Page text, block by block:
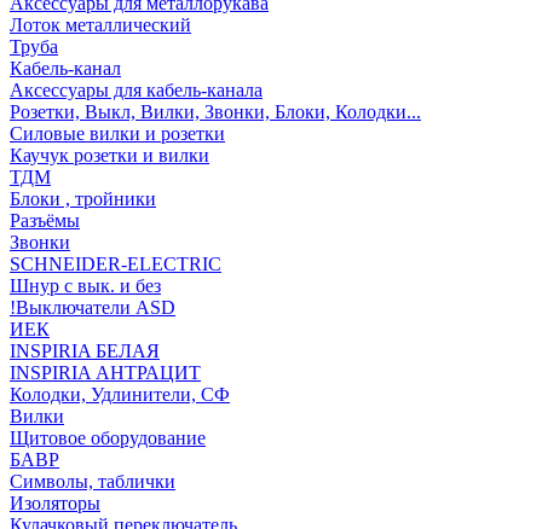
Лоток металлический
Труба
Кабель-канал
Аксессуары для кабель-канала
Розетки, Выкл, Вилки, Звонки, Блоки, Колодки...
Силовые вилки и розетки
Каучук розетки и вилки
ТДМ
Блоки , тройники
Разъёмы
Звонки
SCHNEIDER-ELECTRIC
Шнур с вык. и без
!Выключатели ASD
ИЕК
INSPIRIA БЕЛАЯ
INSPIRIA АНТРАЦИТ
Колодки, Удлинители, СФ
Вилки
Щитовое оборудование
БАВР
Символы, таблички
Изоляторы
Кулачковый переключатель